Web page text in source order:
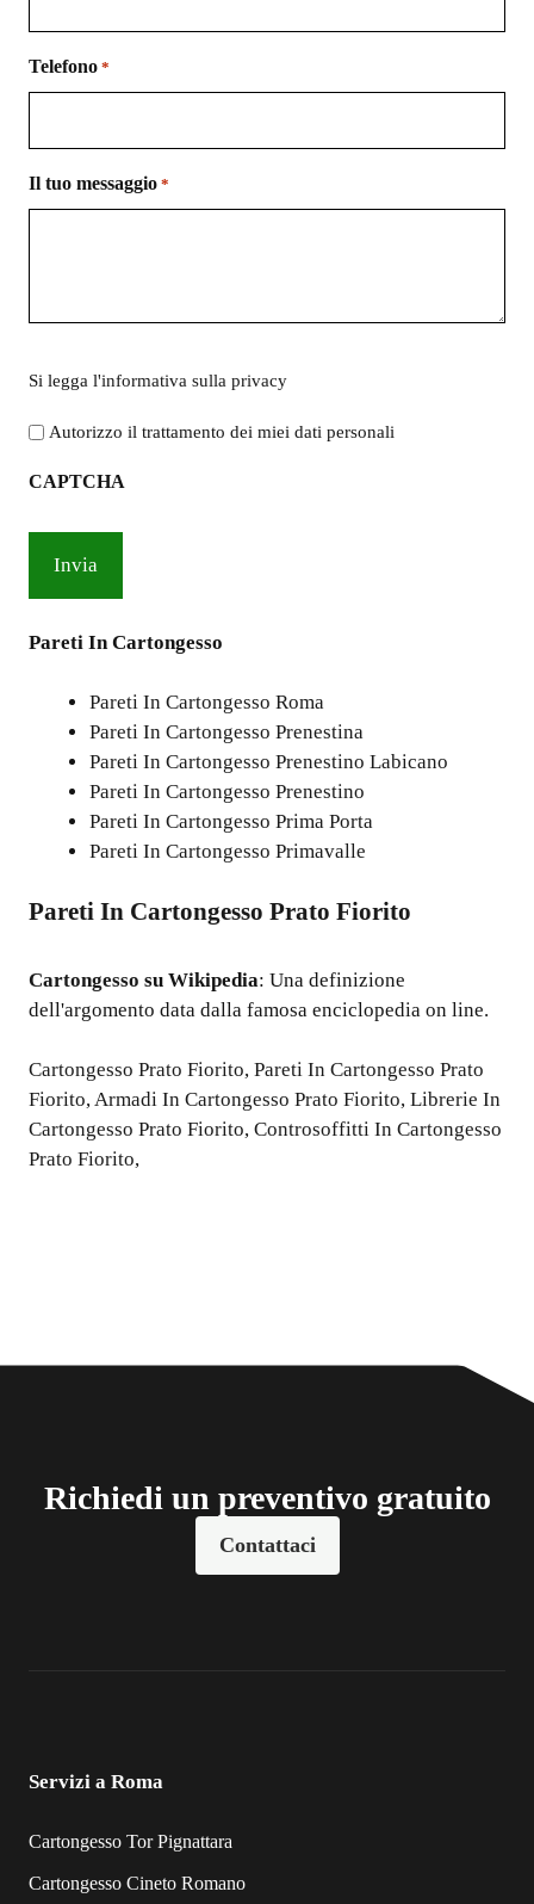
Telefono *
Il tuo messaggio *
legga
l'informativa
privacy
Si legga l'informativa sulla privacy
Autorizzo il trattamento dei miei dati personali
CAPTCHA
Pareti In Cartongesso
Pareti In Cartongesso Roma
Pareti In Cartongesso Prenestina
Pareti In Cartongesso Prenestino Labicano
Pareti In Cartongesso Prenestino
Pareti In Cartongesso Prima Porta
Pareti In Cartongesso Primavalle
Pareti In Cartongesso Prato Fiorito
Cartongesso su Wikipedia: Una definizione
dell'argomento data dalla famosa enciclopedia on line.
Cartongesso Prato Fiorito, Pareti In Cartongesso Prato
Fiorito, Armadi In Cartongesso Prato Fiorito, Librerie In
Cartongesso Prato Fiorito, Controsoffitti In Cartongesso
Prato Fiorito,
Richiedi un preventivo gratuito
Contattaci
Servizi a Roma
Cartongesso Tor Pignattara
Cartongesso Cineto Romano